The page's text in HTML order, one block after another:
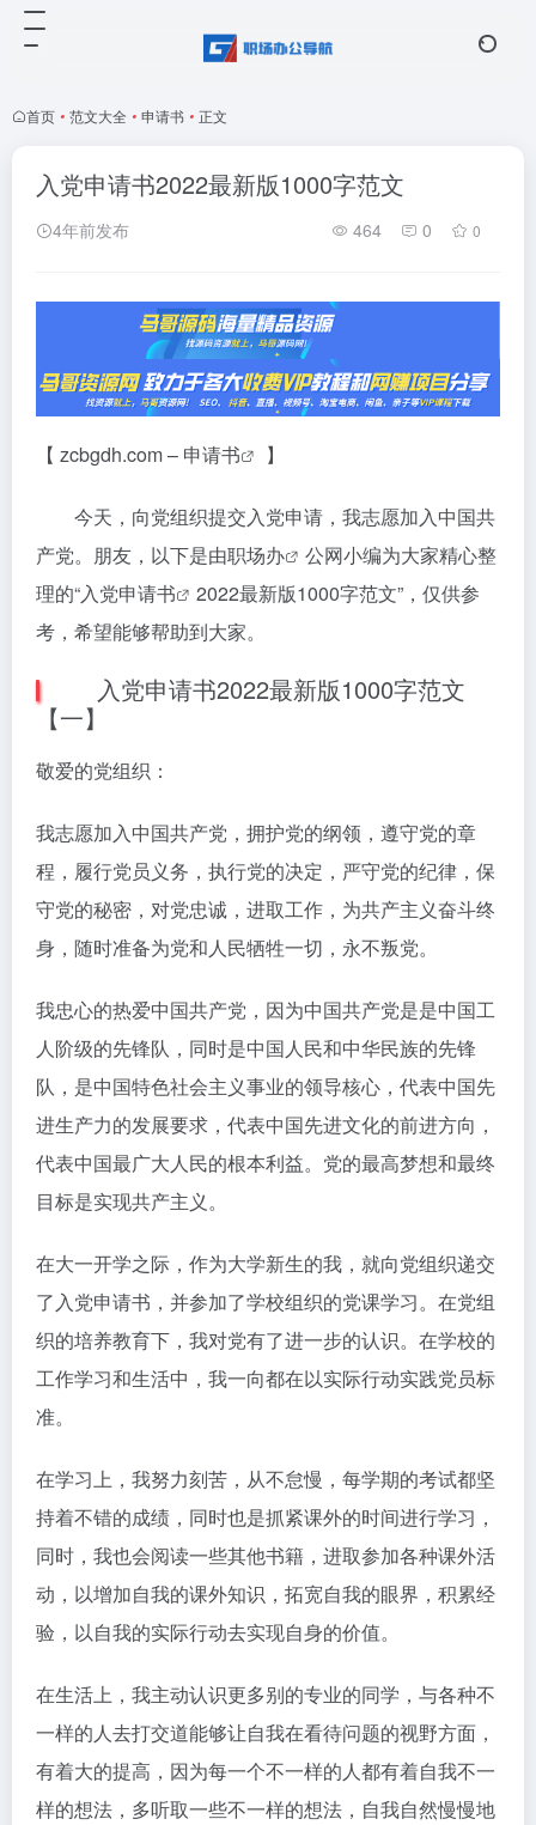
首页 • 范文大全 • 申请书 • 正文
入党申请书2022最新版1000字范文
4年前发布 464 0 0
【 zcbgdh.com – 申请书 】
今天，向党组织提交入党申请，我志愿加入中国共
产党。朋友，以下是由职场办
公网小编为大家精心整
理的“入党申请书
2022最新版1000字范文”，仅供参
考，希望能够帮助到大家。
入党申请书2022最新版1000字范文
【一】
敬爱的党组织：
我志愿加入中国共产党，拥护党的纲领，遵守党的章
程，履行党员义务，执行党的决定，严守党的纪律，保
守党的秘密，对党忠诚，进取工作，为共产主义奋斗终
身，随时准备为党和人民牺牲一切，永不叛党。
我忠心的热爱中国共产党，因为中国共产党是是中国工
人阶级的先锋队，同时是中国人民和中华民族的先锋
队，是中国特色社会主义事业的领导核心，代表中国先
进生产力的发展要求，代表中国先进文化的前进方向，
代表中国最广大人民的根本利益。党的最高梦想和最终
目标是实现共产主义。
在大一开学之际，作为大学新生的我，就向党组织递交
了入党申请书，并参加了学校组织的党课学习。在党组
织的培养教育下，我对党有了进一步的认识。在学校的
工作学习和生活中，我一向都在以实际行动实践党员标
准。
在学习上，我努力刻苦，从不怠慢，每学期的考试都坚
持着不错的成绩，同时也是抓紧课外的时间进行学习，
同时，我也会阅读一些其他书籍，进取参加各种课外活
动，以增加自我的课外知识，拓宽自我的眼界，积累经
验，以自我的实际行动去实现自身的价值。
在生活上，我主动认识更多别的专业的同学，与各种不
一样的人去打交道能够让自我在看待问题的视野方面，
有着大的提高，因为每一个不一样的人都有着自我不一
样的想法，多听取一些不一样的想法，自我自然慢慢地